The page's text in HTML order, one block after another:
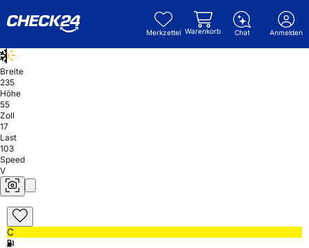
Merkzettel Warenkorb Chat Anmelden
Breite
235
Höhe
55
Zoll
17
Last
103
Speed
V
C